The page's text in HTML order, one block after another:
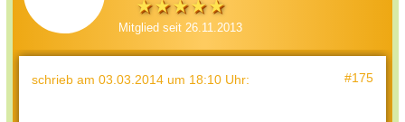
Mitglied seit 26.11.2013
schrieb am 03.03.2014 um 18:10 Uhr: #175